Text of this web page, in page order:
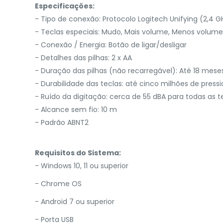
Especificações:
- Tipo de conexão: Protocolo Logitech Unifying (2,4
- Teclas especiais: Mudo, Mais volume, Menos volume
- Conexão / Energia: Botão de ligar/desligar
- Detalhes das pilhas: 2 x AA
- Duração das pilhas (não recarregável): Até 18
- Durabilidade das teclas: até cinco milhões de
- Ruído da digitação: cerca de 55 dBA para todas as
- Alcance sem fio: 10 m
- Padrão ABNT2
Requisitos do Sistema:
- Windows 10, 11 ou superior
- Chrome OS
- Android 7 ou superior
- Porta USB